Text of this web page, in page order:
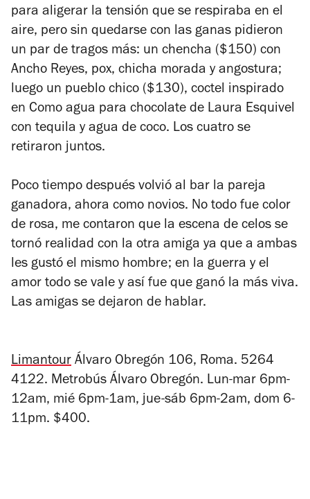
para aligerar la tensión que se respiraba en el
aire, pero sin quedarse con las ganas pidieron
un par de tragos más: un chencha ($150) con
Ancho Reyes, pox, chicha morada y angostura;
luego un pueblo chico ($130), coctel inspirado
en Como agua para chocolate de Laura Esquivel
con tequila y agua de coco. Los cuatro se
retiraron juntos.
Poco tiempo después volvió al bar la pareja
ganadora, ahora como novios. No todo fue color
de rosa, me contaron que la escena de celos se
tornó realidad con la otra amiga ya que a ambas
les gustó el mismo hombre; en la guerra y el
amor todo se vale y así fue que ganó la más viva.
Las amigas se dejaron de hablar.
Limantour Álvaro Obregón 106, Roma. 5264
4122. Metrobús Álvaro Obregón. Lun-mar 6pm-
12am, mié 6pm-1am, jue-sáb 6pm-2am, dom 6-
11pm. $400.